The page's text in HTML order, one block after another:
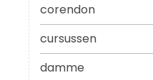
corendon
cursussen
damme